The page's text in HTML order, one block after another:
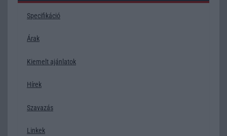
Specifikáció
Árak
Kiemelt ajánlatok
Hírek
Szavazás
Linkek